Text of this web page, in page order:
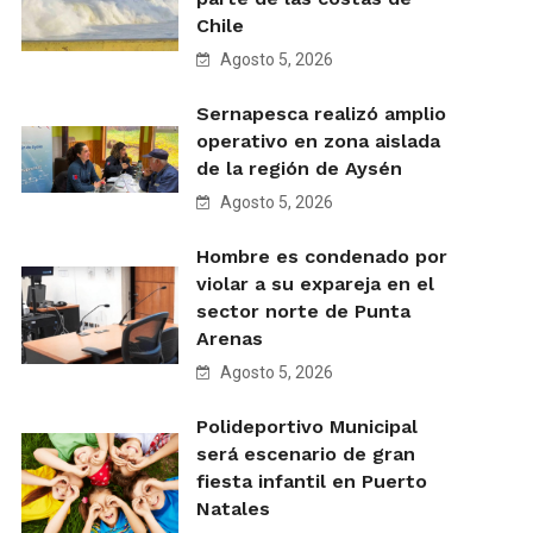
Chile
Agosto 5, 2026
Sernapesca realizó amplio
operativo en zona aislada
de la región de Aysén
Agosto 5, 2026
Hombre es condenado por
violar a su expareja en el
sector norte de Punta
Arenas
Agosto 5, 2026
Polideportivo Municipal
será escenario de gran
fiesta infantil en Puerto
Natales